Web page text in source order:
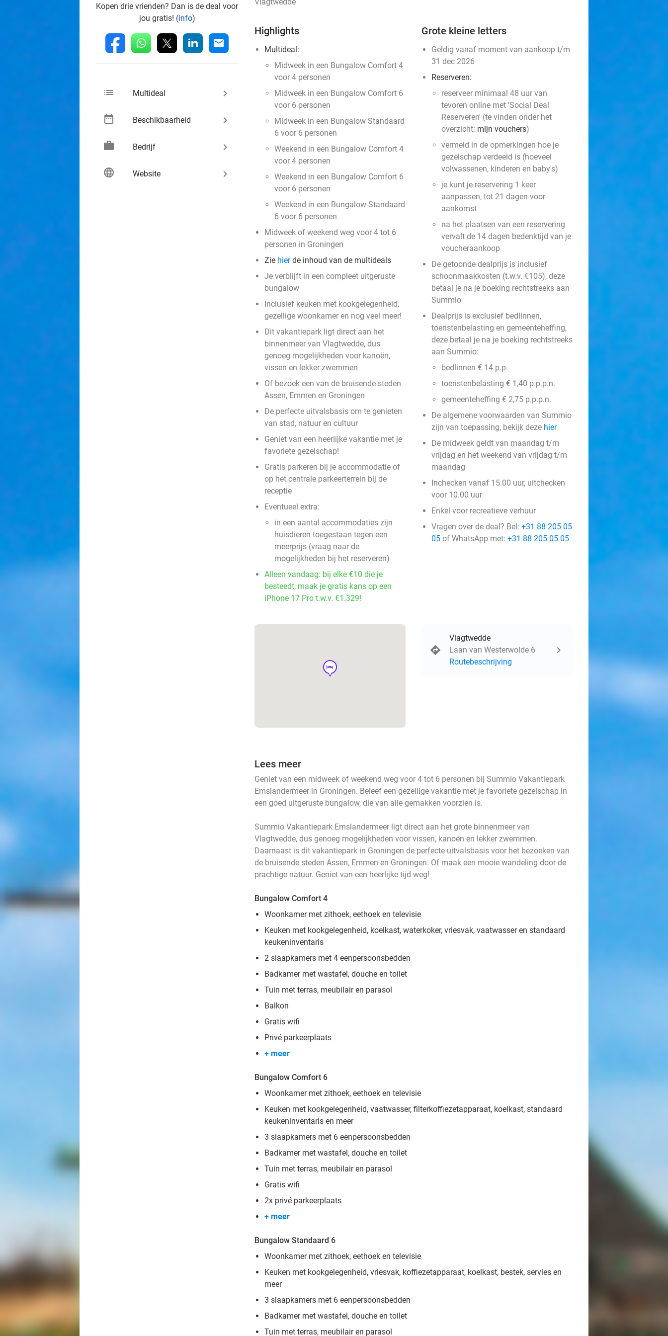
Kopen drie vrienden? Dan is de deal voor
jou gratis! (info)
fb whatsapp linkedin mail
list Multideal keyboard_arrow_right
date_range Beschikbaarheid keyboard_arrow_right
work Bedrijf keyboard_arrow_right
language Website keyboard_arrow_right
Highlights
Multideal:
Midweek in een Bungalow Comfort 4
voor 4 personen
Midweek in een Bungalow Comfort 6
voor 6 personen
Midweek in een Bungalow Standaard
6 voor 6 personen
Weekend in een Bungalow Comfort 4
voor 4 personen
Weekend in een Bungalow Comfort 6
voor 6 personen
Weekend in een Bungalow Standaard
6 voor 6 personen
Midweek of weekend weg voor 4 tot 6
personen in Groningen
Zie hierde inhoud van de multideals
Je verblijft in een compleet uitgeruste
bungalow
Inclusief keuken met kookgelegenheid,
gezellige woonkamer en nog veel meer!
Dit vakantiepark ligt direct aan het
binnenmeer van Vlagtwedde, dus
genoeg mogelijkheden voor kanoën,
vissen en lekker zwemmen
Of bezoek een van de bruisende steden
Assen, Emmen en Groningen
De perfecte uitvalsbasis om te genieten
van stad, natuur en cultuur
Geniet van een heerlijke vakantie met je
favoriete gezelschap!
Gratis parkeren bij je accommodatie of
op het centrale parkeerterrein bij de
receptie
Eventueel extra:
in een aantal accommodaties zijn
huisdieren toegestaan tegen een
meerprijs (vraag naar de
mogelijkheden bij het reserveren)
Alleen vandaag: bij elke €10 die je
besteedt, maak je gratis kans op een
iPhone 17 Pro t.w.v. €1.329!
Grote kleine letters
Geldig vanaf moment van aankoop t/m
31 dec 2026
Reserveren:
reserveer minimaal 48 uur van
tevoren online met 'Social Deal
Reserveren' (te vinden onder het
overzicht: mijn vouchers)
vermeld in de opmerkingen hoe je
gezelschap verdeeld is (hoeveel
volwassenen, kinderen en baby's)
je kunt je reservering 1 keer
aanpassen, tot 21 dagen voor
aankomst
na het plaatsen van een reservering
vervalt de 14 dagen bedenktijd van je
voucheraankoop
De getoonde dealprijs is inclusief
schoonmaakkosten (t.w.v. €105), deze
betaal je na je boeking rechtstreeks aan
Summio
Dealprijs is exclusief bedlinnen,
toeristenbelasting en gemeenteheffing,
deze betaal je na je boeking rechtstreeks
aan Summio:
bedlinnen € 14 p.p.
toeristenbelasting € 1,40 p.p.p.n.
gemeenteheffing € 2,75 p.p.p.n.
De algemene voorwaarden van Summio
zijn van toepassing, bekijk deze hier
De midweek geldt van maandag t/m
vrijdag en het weekend van vrijdag t/m
maandag
Inchecken vanaf 15.00 uur, uitchecken
voor 10.00 uur
Enkel voor recreatieve verhuur
Vragen over de deal? Bel: +31 88 205 05
05 of WhatsApp met: +31 88 205 05 05
hotel
Vlagtwedde
Laan van Westerwolde 6
Routebeschrijving
Lees meer
Geniet van een midweek of weekend weg voor 4 tot 6 personen bij Summio Vakantiepark
Emslandermeer in Groningen. Beleef een gezellige vakantie met je favoriete gezelschap in
een goed uitgeruste bungalow, die van alle gemakken voorzien is.
Summio Vakantiepark Emslandermeer ligt direct aan het grote binnenmeer van
Vlagtwedde, dus genoeg mogelijkheden voor vissen, kanoën en lekker zwemmen.
Daarnaast is dit vakantiepark in Groningen de perfecte uitvalsbasis voor het bezoeken van
de bruisende steden Assen, Emmen en Groningen. Of maak een mooie wandeling door de
prachtige natuur. Geniet van een heerlijke tijd weg!
Bungalow Comfort 4
Woonkamer met zithoek, eethoek en televisie
Keuken met kookgelegenheid, koelkast, waterkoker, vriesvak, vaatwasser en standaard
keukeninventaris
2 slaapkamers met 4 eenpersoonsbedden
Badkamer met wastafel, douche en toilet
Tuin met terras, meubilair en parasol
Balkon
Gratis wifi
Privé parkeerplaats
+ meer
Bungalow Comfort 6
Woonkamer met zithoek, eethoek en televisie
Keuken met kookgelegenheid, vaatwasser, filterkoffiezetapparaat, koelkast, standaard
keukeninventaris en meer
3 slaapkamers met 6 eenpersoonsbedden
Badkamer met wastafel, douche en toilet
Tuin met terras, meubilair en parasol
Gratis wifi
2x privé parkeerplaats
+ meer
Bungalow Standaard 6
Woonkamer met zithoek, eethoek en televisie
Keuken met kookgelegenheid, vriesvak, koffiezetapparaat, koelkast, bestek, servies en
meer
3 slaapkamers met 6 eenpersoonsbedden
Badkamer met wastafel, douche en toilet
Tuin met terras, meubilair en parasol